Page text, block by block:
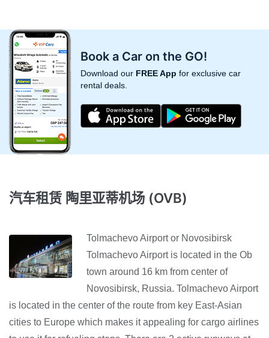
Book a Car on the GO!
Download our FREE App for exclusive car
rental deals.
汽车租赁 陶里亚蒂机场 (OVB)
Tolmachevo Airport or Novosibirsk
Tolmachevo Airport is located in the Ob
town around 16 km from center of
Novosibirsk, Russia. Tolmachevo Airport
is located in the center of the route from key East-Asian
cities to Europe which makes it appealing for cargo airlines